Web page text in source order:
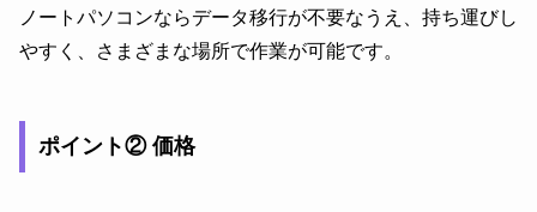
ノートパソコンならデータ移行が不要なうえ、持ち運びし
やすく、さまざまな場所で作業が可能です。
ポイント② 価格